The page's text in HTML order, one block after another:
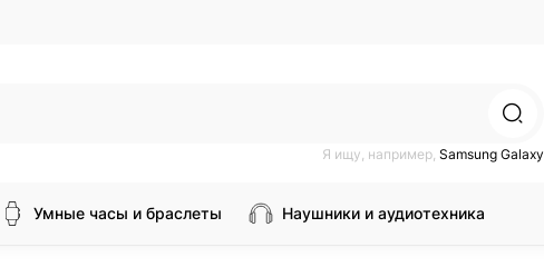
Я ищу, например, Samsung Galaxy
Умные часы и браслеты Наушники и аудиотехника